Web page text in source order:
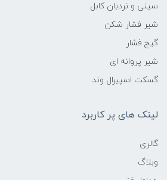
سینی و نردبان کابل
شیر فشار شکن
گیج فشار
شیر پروانه ای
گسکت اسپیرال وند
لینک های پر کاربرد
گالری
وبلاگ